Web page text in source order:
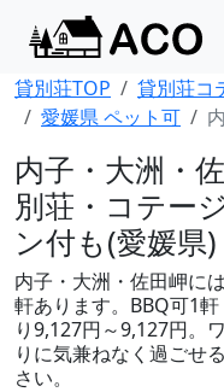
貸別荘TOP 貸別荘コ
愛媛県 ペット可
内子・大洲・
別荘・コテー
ン付も(愛媛県
内子・大洲・佐田岬に
軒あります。BBQ可1
り9,127円～9,127円。
りに気兼ねなく過ごせ
さい。